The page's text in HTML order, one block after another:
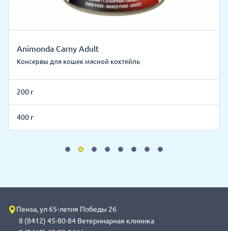
Animonda Carny Adult
Консервы для кошек мясной коктейль
200 г
400 г
Пенза, ул 65-летия Победы 26
8 (8412) 45-80-84 Ветеринарная клиника